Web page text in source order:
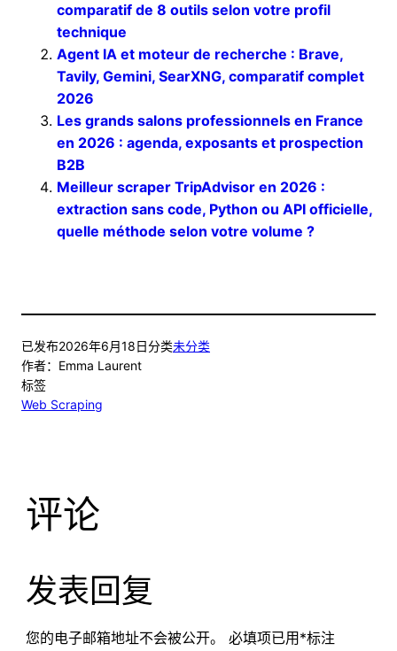
comparatif de 8 outils selon votre profil
technique
Agent IA et moteur de recherche : Brave,
Tavily, Gemini, SearXNG, comparatif complet
2026
Les grands salons professionnels en France
en 2026 : agenda, exposants et prospection
B2B
Meilleur scraper TripAdvisor en 2026 :
extraction sans code, Python ou API officielle,
quelle méthode selon votre volume ?
已发布2026年6月18日分类未分类
作者： Emma Laurent
标签
Web Scraping
评论
发表回复
您的电子邮箱地址不会被公开。 必填项已用*标注